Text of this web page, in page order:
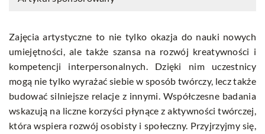
Zajęcia artystyczne to nie tylko okazja do nauki nowych
umiejętności, ale także szansa na rozwój kreatywności i
kompetencji interpersonalnych. Dzięki nim uczestnicy
mogą nie tylko wyrażać siebie w sposób twórczy, lecz także
budować silniejsze relacje z innymi. Współczesne badania
wskazują na liczne korzyści płynące z aktywności twórczej,
która wspiera rozwój osobisty i społeczny. Przyjrzyjmy się,